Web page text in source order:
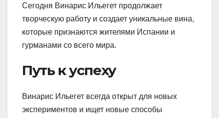
Сегодня Винарис Ильегет продолжает
творческую работу и создает уникальные вина,
которые признаются жителями Испании и
гурманами со всего мира.
Путь к успеху
Винарис Ильегет всегда открыт для новых
экспериментов и ищет новые способы